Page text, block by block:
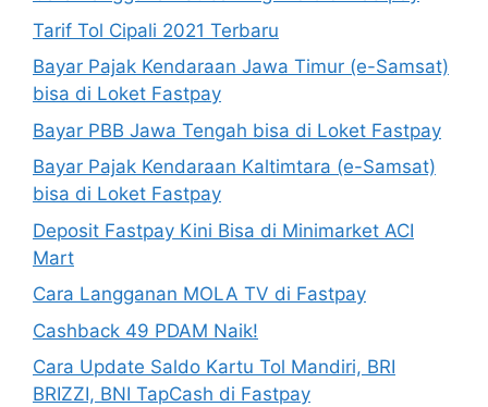
Tarif Tol Cipali 2021 Terbaru
Bayar Pajak Kendaraan Jawa Timur (e-Samsat)
bisa di Loket Fastpay
Bayar PBB Jawa Tengah bisa di Loket Fastpay
Bayar Pajak Kendaraan Kaltimtara (e-Samsat)
bisa di Loket Fastpay
Deposit Fastpay Kini Bisa di Minimarket ACI
Mart
Cara Langganan MOLA TV di Fastpay
Cashback 49 PDAM Naik!
Cara Update Saldo Kartu Tol Mandiri, BRI
BRIZZI, BNI TapCash di Fastpay